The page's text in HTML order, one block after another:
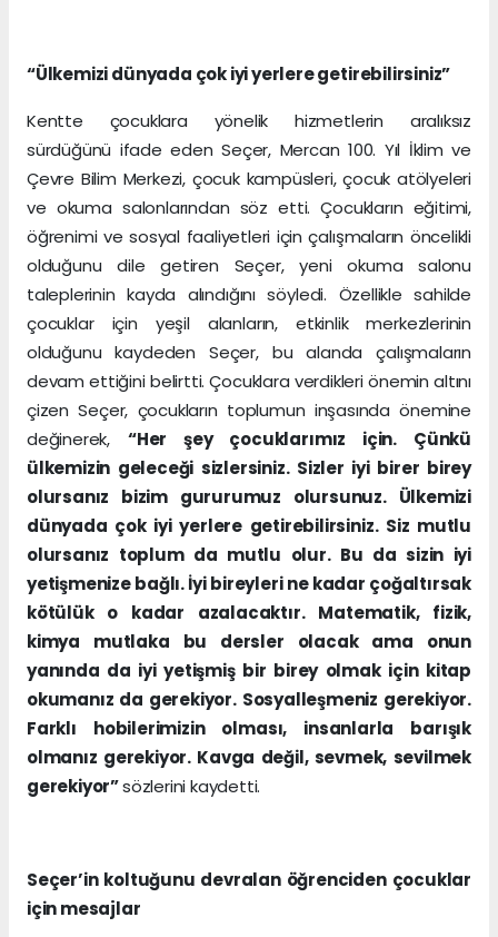
“Ülkemizi dünyada çok iyi yerlere getirebilirsiniz”
Kentte çocuklara yönelik hizmetlerin aralıksız
sürdüğünü ifade eden Seçer, Mercan 100. Yıl İklim ve
Çevre Bilim Merkezi, çocuk kampüsleri, çocuk atölyeleri
ve okuma salonlarından söz etti. Çocukların eğitimi,
öğrenimi ve sosyal faaliyetleri için çalışmaların öncelikli
olduğunu dile getiren Seçer, yeni okuma salonu
taleplerinin kayda alındığını söyledi. Özellikle sahilde
çocuklar için yeşil alanların, etkinlik merkezlerinin
olduğunu kaydeden Seçer, bu alanda çalışmaların
devam ettiğini belirtti. Çocuklara verdikleri önemin altını
çizen Seçer, çocukların toplumun inşasında önemine
değinerek, “Her şey çocuklarımız için. Çünkü
ülkemizin geleceği sizlersiniz. Sizler iyi birer birey
olursanız bizim gururumuz olursunuz. Ülkemizi
dünyada çok iyi yerlere getirebilirsiniz. Siz mutlu
olursanız toplum da mutlu olur. Bu da sizin iyi
yetişmenize bağlı. İyi bireyleri ne kadar çoğaltırsak
kötülük o kadar azalacaktır. Matematik, fizik,
kimya mutlaka bu dersler olacak ama onun
yanında da iyi yetişmiş bir birey olmak için kitap
okumanız da gerekiyor. Sosyalleşmeniz gerekiyor.
Farklı hobilerimizin olması, insanlarla barışık
olmanız gerekiyor. Kavga değil, sevmek, sevilmek
gerekiyor”sözlerini kaydetti.
Seçer’in koltuğunu devralan öğrenciden çocuklar
için mesajlar